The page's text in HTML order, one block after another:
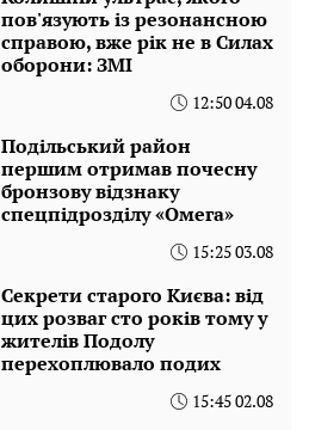
пов'язують із резонансною
справою, вже рік не в Силах
оборони: ЗМІ
12:50 04.08
Подільський район
першим отримав почесну
бронзову відзнаку
спецпідрозділу «Омега»
15:25 03.08
Секрети старого Києва: від
цих розваг сто років тому у
жителів Подолу
перехоплювало подих
15:45 02.08